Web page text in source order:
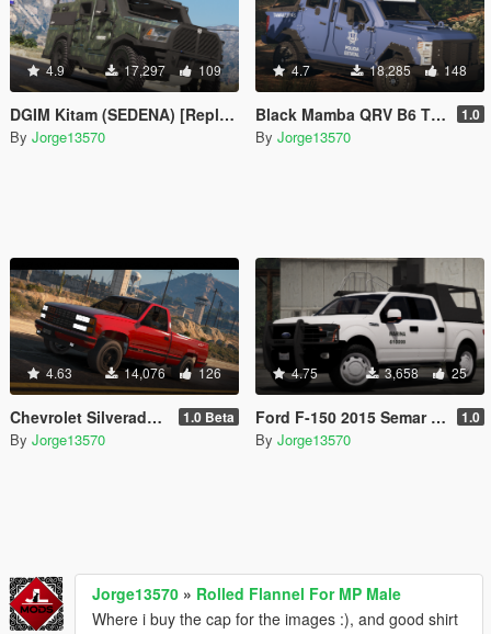
4.9 17,297 109
DGIM Kitam (SEDENA) [Replace l FiveM]
By Jorge13570
4.7 18,285 148
Black Mamba QRV B6 TPS Armoring [Replace l FiveM] 1.0
By Jorge13570
4.63 14,076 126
Chevrolet Silverado 454ss 1990 [Replace / FiveM / Unlocked] 1.0 Beta
By Jorge13570
4.75 3,658 25
Ford F-150 2015 Semar (Secretaria De Marina De Mexico) [Replace l Add-On] 1.0
By Jorge13570
Jorge13570 » Rolled Flannel For MP Male
Where i buy the cap for the images :), and good shirt